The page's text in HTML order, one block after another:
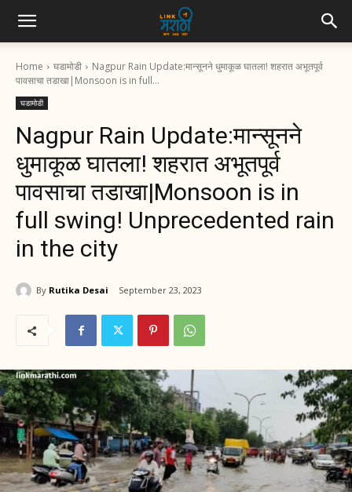
Home घडामोडी
Nagpur Rain Update:मान्सूनने धुमाकूळ घातला! शहरात अभूतपूर्व
पावसाचा तडाखा|Monsoon is in full...
घडामोडी
Nagpur Rain Update:मान्सूनने
धुमाकूळ घातला! शहरात अभूतपूर्व
पावसाचा तडाखा|Monsoon is in
full swing! Unprecedented rain
in the city
By Rutika Desai September 23, 2023